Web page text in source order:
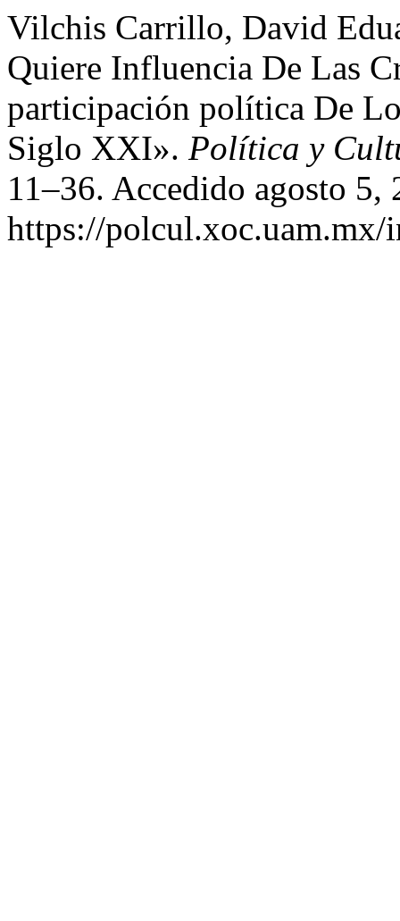
Vilchis Carrillo, David
Quiere Influencia De Las
participación política De
Siglo XXI». Política y
11–36. Accedido agosto 5,
https://